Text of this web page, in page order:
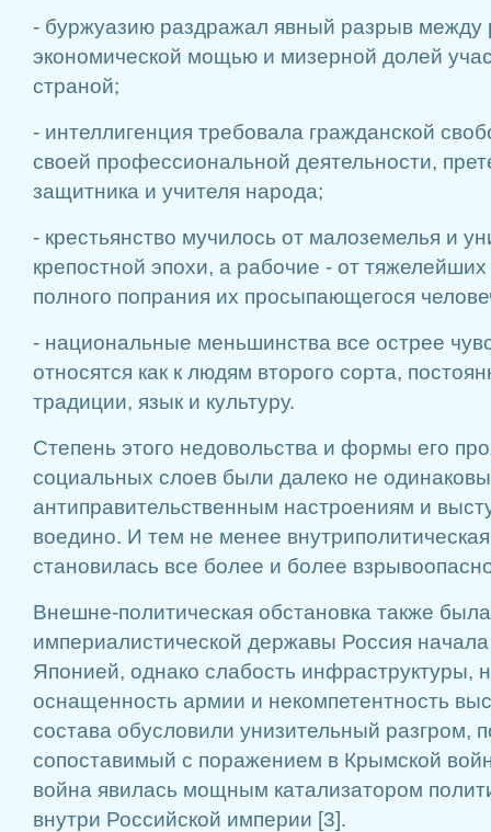
- буржуазию раздражал явный разрыв между
экономической мощью и мизерной долей
страной;
- интеллигенция требовала гражданской
своей профессиональной деятельности,
защитника и учителя народа;
- крестьянство мучилось от малоземелья и
крепостной эпохи, а рабочие - от
полного попрания их просыпающегося
- национальные меньшинства все острее
относятся как к людям второго сорта,
традиции, язык и культуру.
Степень этого недовольства и формы его
социальных слоев были далеко не
антиправительственным настроениям и
воедино. И тем не менее
становилась все более и более
Внешне-политическая обстановка также
империалистической державы Россия начала
Японией, однако слабость инфраструктуры,
оснащенность армии и некомпетентность
состава обусловили унизительный разгром,
сопоставимый с поражением в Крымской
война явилась мощным катализатором
внутри Российской империи [3].